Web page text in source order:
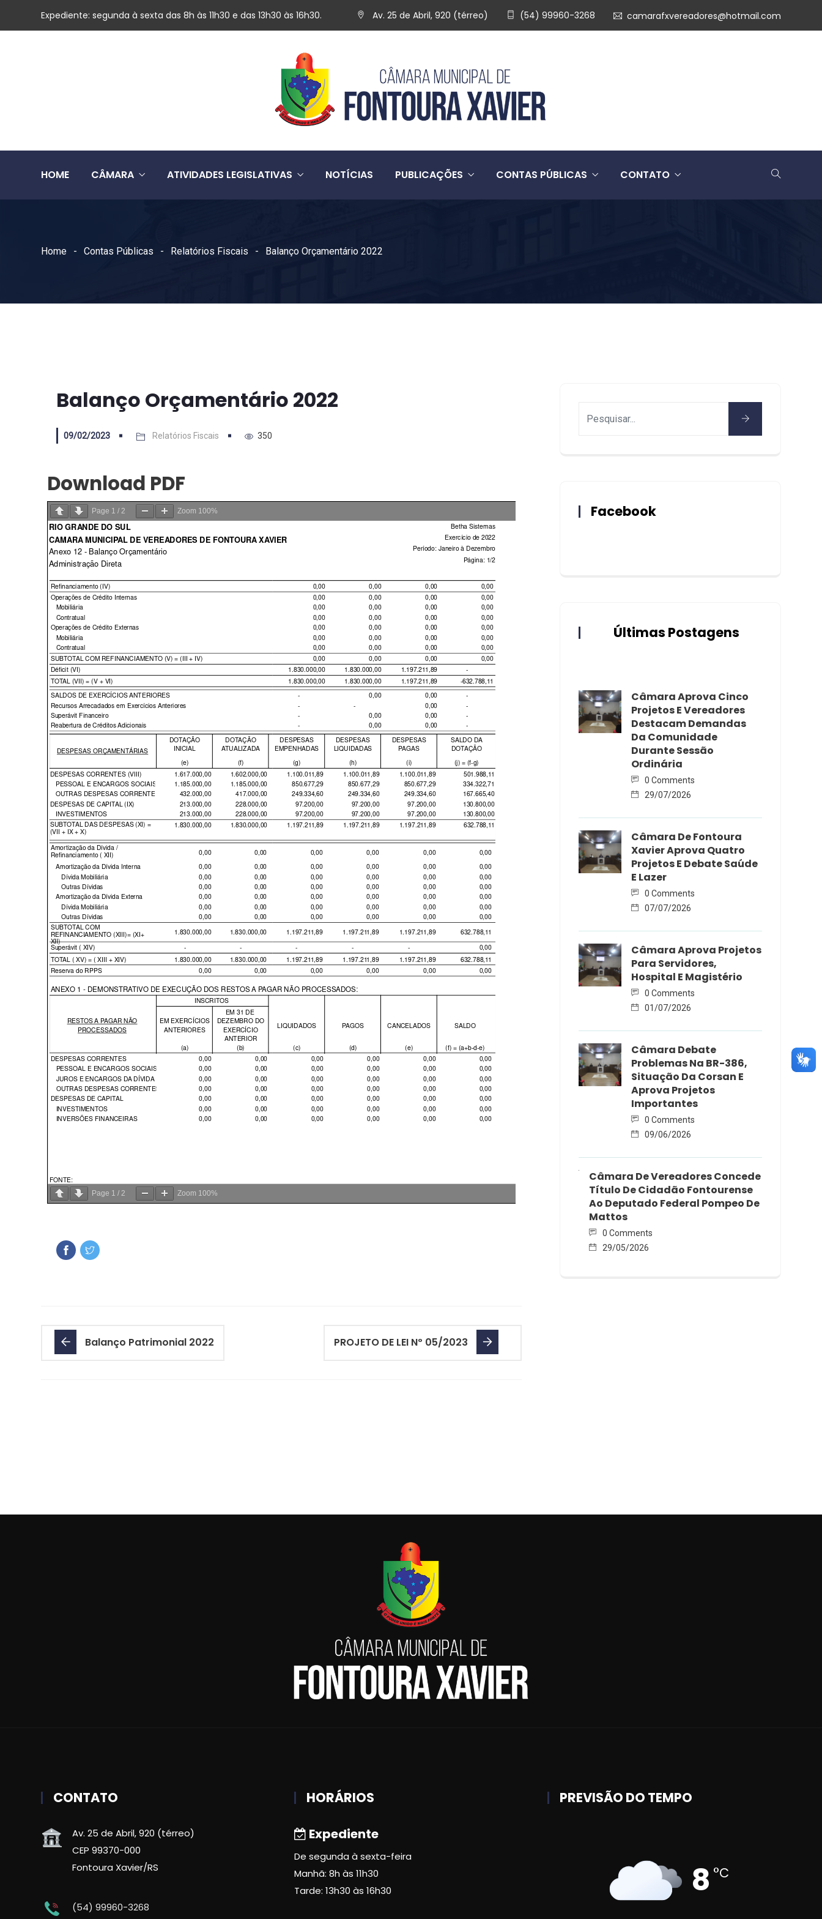
Expediente: segunda à sexta das 8h às 11h30 e das 13h30 às 16h30. Av. 25 de Abril, 920 (térreo) (54) 99960-3268 camarafxvereadores@hotmail.com
HOME CÂMARA ATIVIDADES LEGISLATIVAS NOTÍCIAS PUBLICAÇÕES CONTAS PÚBLICAS CONTATO
Home Contas Públicas Relatórios Fiscais Balanço Orçamentário 2022
Balanço Orçamentário 2022
09/02/2023 Relatórios Fiscais 350
Download PDF
Page 1 / 2 Zoom 100%
Page 1 / 2 Zoom 100%
Balanço Patrimonial 2022 PROJETO DE LEI Nº 05/2023
Facebook
Últimas Postagens
Câmara Aprova Cinco
Projetos E Vereadores
Destacam Demandas
Da Comunidade
Durante Sessão
Ordinária
0 Comments
29/07/2026
Câmara De Fontoura
Xavier Aprova Quatro
Projetos E Debate Saúde
E Lazer
0 Comments
07/07/2026
Câmara Aprova Projetos
Para Servidores,
Hospital E Magistério
0 Comments
01/07/2026
Câmara Debate
Problemas Na BR-386,
Situação Da Corsan E
Aprova Projetos
Importantes
0 Comments
09/06/2026
Câmara De Vereadores Concede
Título De Cidadão Fontourense
Ao Deputado Federal Pompeo De
Mattos
0 Comments
29/05/2026
CONTATO
Av. 25 de Abril, 920 (térreo)
CEP 99370-000
Fontoura Xavier/RS
(54) 99960-3268
HORÁRIOS
Expediente
De segunda à sexta-feira
Manhã: 8h às 11h30
Tarde: 13h30 às 16h30
PREVISÃO DO TEMPO
8 °C